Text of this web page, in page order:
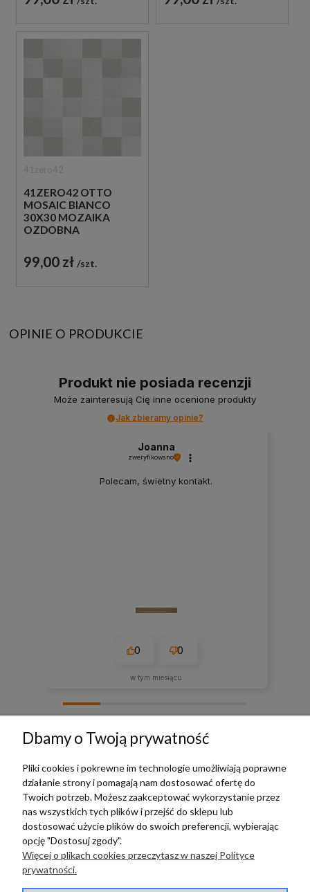
41ZERO42 OTTO
MOSAIC BIANCO
30X30 MOZAIKA
OZDOBNA
99,00 zł szt.
OPINIE O PRODUKCIE
Produkt nie posiada recenzji
Może zainteresują Cię inne ocenione produkty
Jak zbieramy opinie?
Joanna
zweryfikowano
Polecam, świetny kontakt.
0 0
w tym miesiącu
TERRADECO
BAZA WIEDZY
PŁATNOŚCI I DOSTAWA
Dbamy o Twoją prywatność
Pliki cookies i pokrewne im technologie umożliwiają poprawne
działanie strony i pomagają nam dostosować ofertę do
Twoich potrzeb. Możesz zaakceptować wykorzystanie przez
nas wszystkich tych plików i przejść do sklepu lub
dostosować użycie plików do swoich preferencji, wybierając
opcję "Dostosuj zgody".
Więcej o plikach cookies przeczytasz w naszej Polityce
prywatności.